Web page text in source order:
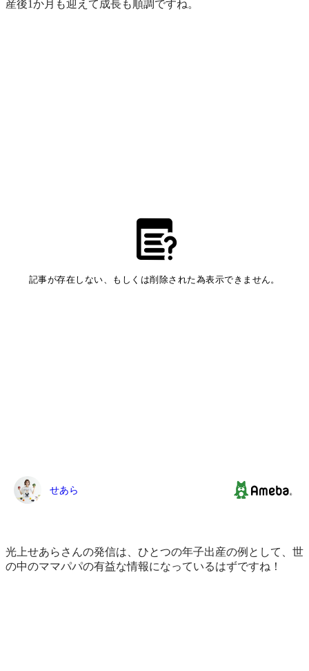
産後1か月も迎えて成長も順調ですね。
光上せあらさんの発信は、ひとつの年子出産の例として、世
の中のママパパの有益な情報になっているはずですね！